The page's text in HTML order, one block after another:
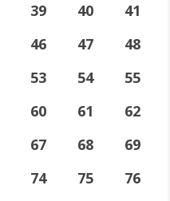
39 40
41
46 47
48
53 54
55
60 61
62
67 68
69
74 75
76